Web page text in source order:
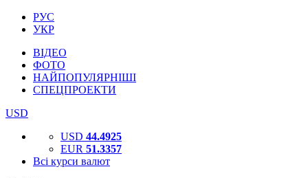
РУС
УКР
ВІДЕО
ФОТО
НАЙПОПУЛЯРНІШІ
СПЕЦПРОЕКТИ
USD
USD 44.4925
EUR 51.3357
Всі курси валют